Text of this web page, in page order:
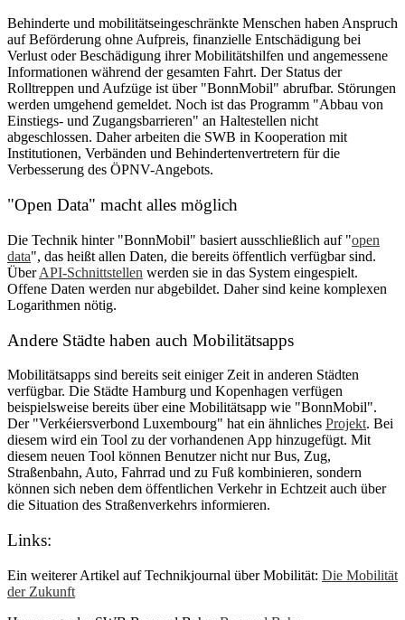
Behinderte und mobilitätseingeschränkte Menschen haben Anspruch
auf Beförderung ohne Aufpreis, finanzielle Entschädigung bei
Verlust oder Beschädigung ihrer Mobilitätshilfen und angemessene
Informationen während der gesamten Fahrt. Der Status der
Rolltreppen und Aufzüge ist über "BonnMobil" abrufbar. Störungen
werden umgehend gemeldet. Noch ist das Programm "Abbau von
Einstiegs- und Zugangsbarrieren" an Haltestellen nicht
abgeschlossen. Daher arbeiten die SWB in Kooperation mit
Institutionen, Verbänden und Behindertenvertretern für die
Verbesserung des ÖPNV-Angebots.
"Open Data" macht alles möglich
Die Technik hinter "BonnMobil" basiert ausschließlich auf "open
data", das heißt allen Daten, die bereits öffentlich verfügbar sind.
ÜberAPI-Schnittstellen werden sie in das System eingespielt.
Offene Daten werden nur abgebildet. Daher sind keine komplexen
Logarithmen nötig.
Andere Städte haben auch Mobilitätsapps
Mobilitätsapps sind bereits seit einiger Zeit in anderen Städten
verfügbar. Die Städte Hamburg und Kopenhagen verfügen
beispielsweise bereits über eine Mobilitätsapp wie "BonnMobil".
Der "Verkéiersverbond Luxembourg" hat ein ähnliches Projekt. Bei
diesem wird ein Tool zu der vorhandenen App hinzugefügt. Mit
diesem neuen Tool können Benutzer nicht nur Bus, Zug,
Straßenbahn, Auto, Fahrrad und zu Fuß kombinieren, sondern
können sich neben dem öffentlichen Verkehr in Echtzeit auch über
die Situation des Straßenverkehrs informieren.
Links:
Ein weiterer Artikel auf Technikjournal über Mobilität: Die Mobilität
der Zukunft